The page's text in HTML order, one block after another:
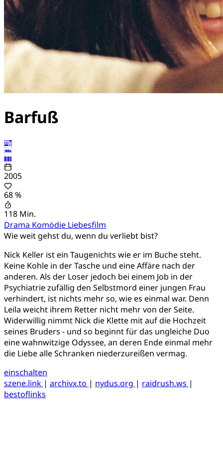
Barfuß
2005
68 %
118 Min.
Drama Komödie Liebesfilm
Wie weit gehst du, wenn du verliebt bist?
Nick Keller ist ein Taugenichts wie er im Buche steht.
Keine Kohle in der Tasche und eine Affäre nach der
anderen. Als der Loser jedoch bei einem Job in der
Psychiatrie zufällig den Selbstmord einer jungen Frau
verhindert, ist nichts mehr so, wie es einmal war. Denn
Leila weicht ihrem Retter nicht mehr von der Seite.
Widerwillig nimmt Nick die Klette mit auf die Hochzeit
seines Bruders - und so beginnt für das ungleiche Duo
eine wahnwitzige Odyssee, an deren Ende einmal mehr
die Liebe alle Schranken niederzureißen vermag.
einschalten
szene.link | archivx.to | nydus.org | raidrush.ws |
bestoflinks